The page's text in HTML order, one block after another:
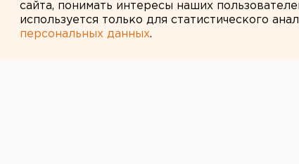
сайта, понимать интересы наших
используется только для статистического
персональных данных.